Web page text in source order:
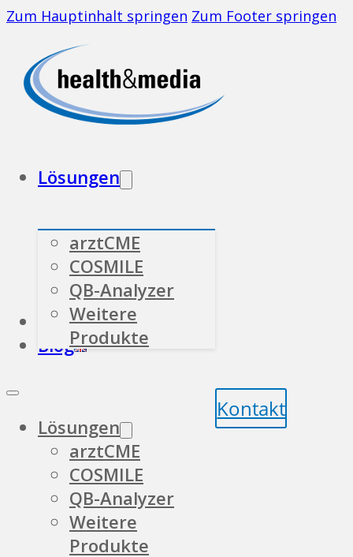
Zum Hauptinhalt springen Zum Footer springen
Lösungen
arztCME
COSMILE
QB-Analyzer
Weitere
Produkte
BranchenÜber uns
Blog
Lösungen
arztCME
COSMILE
QB-Analyzer
Weitere
Produkte
Kontakt